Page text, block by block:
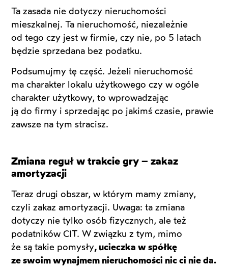
Ta zasada nie dotyczy nieruchomości
mieszkalnej. Ta nieruchomość, niezależnie
od tego czy jest w firmie, czy nie, po 5 latach
będzie sprzedana bez podatku.
Podsumujmy tę część. Jeżeli nieruchomość
ma charakter lokalu użytkowego czy w ogóle
charakter użytkowy, to wprowadzając
ją do firmy i sprzedając po jakimś czasie, prawie
zawsze na tym stracisz.
Zmiana reguł w trakcie gry – zakaz
amortyzacji
Teraz drugi obszar, w którym mamy zmiany,
czyli zakaz amortyzacji. Uwaga: ta zmiana
dotyczy nie tylko osób fizycznych, ale też
podatników CIT. W związku z tym, mimo
że są takie pomysły, ucieczka w spółkę
ze swoim wynajmem nieruchomości nic ci nie da.